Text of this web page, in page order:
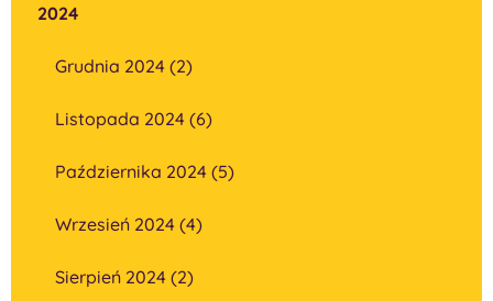
2024
Grudnia 2024 (2)
Listopada 2024 (6)
Października 2024 (5)
Wrzesień 2024 (4)
Sierpień 2024 (2)